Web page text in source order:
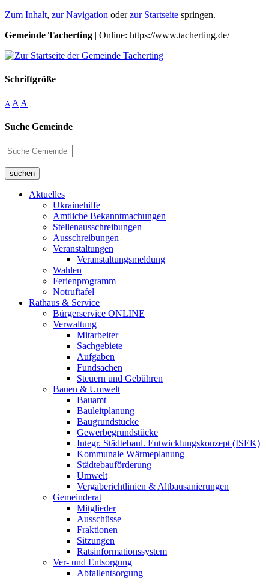
Zum Inhalt, zur Navigation oderzur Startseite springen.
Gemeinde Tacherting | Online: https://www.tacherting.de/
Schriftgröße
A A A
Suche Gemeinde
suchen
Aktuelles
Ukrainehilfe
Amtliche Bekanntmachungen
Stellenausschreibungen
Ausschreibungen
Veranstaltungen
Veranstaltungsmeldung
Wahlen
Ferienprogramm
Notruftafel
Rathaus & Service
Bürgerservice ONLINE
Verwaltung
Mitarbeiter
Sachgebiete
Aufgaben
Fundsachen
Steuern und Gebühren
Bauen & Umwelt
Bauamt
Bauleitplanung
Baugrundstücke
Gewerbegrundstücke
Integr. Städtebaul. Entwicklungskonzept (ISEK)
Kommunale Wärmeplanung
Städtebauförderung
Umwelt
Vergaberichtlinien & Altbausanierungen
Gemeinderat
Mitglieder
Ausschüsse
Fraktionen
Sitzungen
Ratsinformationssystem
Ver- und Entsorgung
Abfallentsorgung